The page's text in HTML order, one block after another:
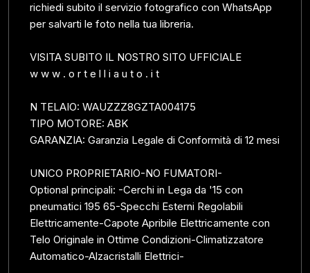
richiedi subito il servizio fotografico con WhatsApp
per salvarti le foto nella tua libreria.
VISITA SUBITO IL NOSTRO SITO UFFICIALE
w w w . o r t e l l i a u t o . i t
N TELAIO: WAUZZZ8GZTA004175
TIPO MOTORE: ABK
GARANZIA: Garanzia Legale di Conformità di 12 mesi
UNICO PROPRIETARIO-NO FUMATORI-
Optional principali: -Cerchi in Lega da '15 con
pneumatici 195 65-Specchi Esterni Regolabili
Elettricamente-Capote Apribile Elettricamente con
Telo Originale in Ottime Condizioni-Climatizzatore
Automatico-Alzacristalli Elettrici-